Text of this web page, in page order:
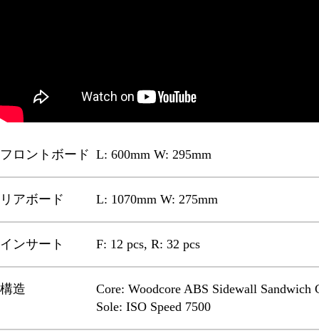
フロントボード L: 600mm W: 295mm
リアボード L: 1070mm W: 275mm
インサート F: 12 pcs, R: 32 pcs
構造
Core: Woodcore ABS Sidewall Sandwich
Sole: ISO Speed 7500